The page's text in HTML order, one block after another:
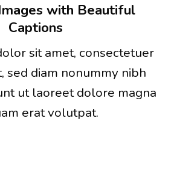
with Beautiful
Captions
sit amet, consectetuer
sed diam nonummy nibh
ut laoreet dolore magna
erat volutpat.